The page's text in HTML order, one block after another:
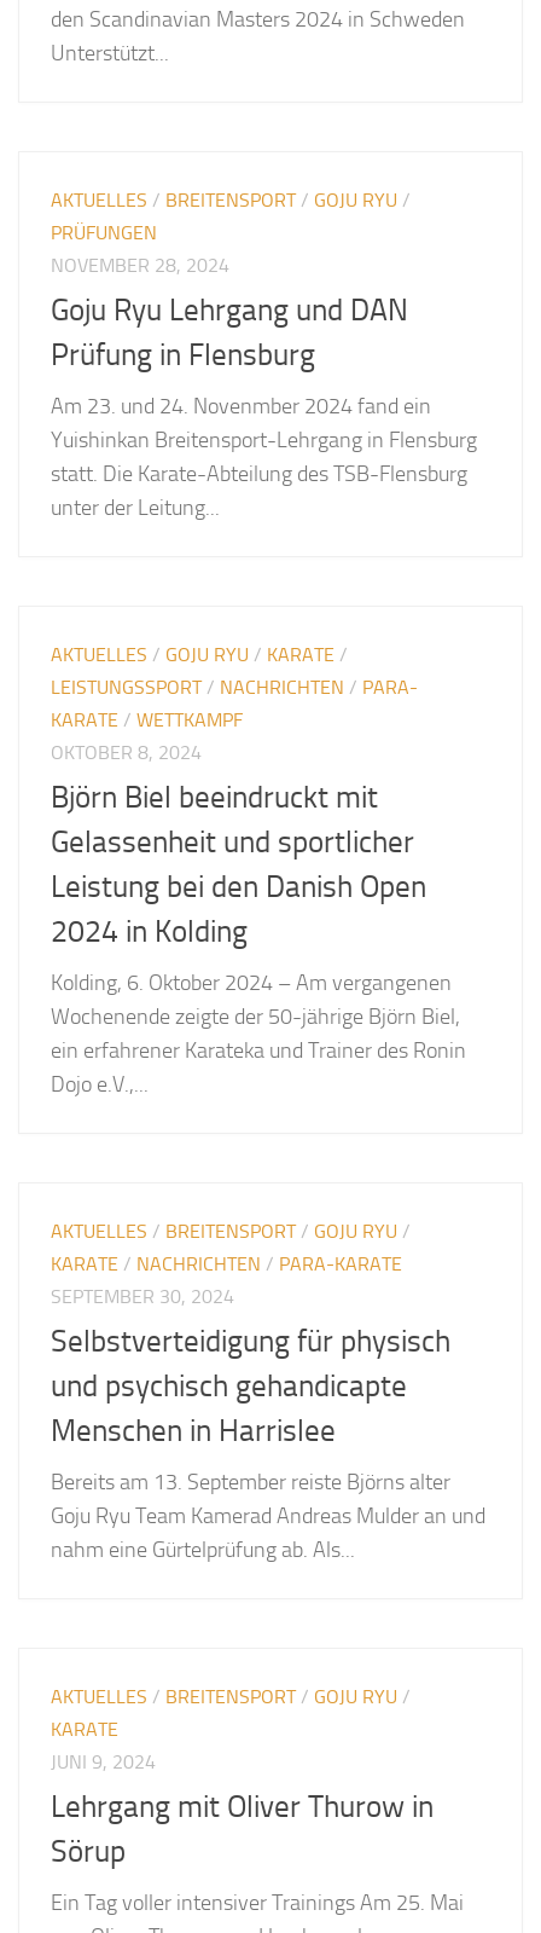
den Scandinavian Masters 2024 in Schweden
Unterstützt...
AKTUELLES / BREITENSPORT/ GOJU RYU /
PRÜFUNGEN
NOVEMBER 28, 2024
Goju Ryu Lehrgang und DAN
Prüfung in Flensburg
Am 23. und 24. Novenmber 2024 fand ein
Yuishinkan Breitensport-Lehrgang in Flensburg
statt. Die Karate-Abteilung des TSB-Flensburg
unter der Leitung...
AKTUELLES / GOJU RYU / KARATE /
LEISTUNGSSPORT/ NACHRICHTEN / PARA-
KARATE /WETTKAMPF
OKTOBER 8, 2024
Björn Biel beeindruckt mit
Gelassenheit und sportlicher
Leistung bei den Danish Open
2024 in Kolding
Kolding, 6. Oktober 2024 – Am vergangenen
Wochenende zeigte der 50-jährige Björn Biel,
ein erfahrener Karateka und Trainer des Ronin
Dojo e.V.,...
AKTUELLES / BREITENSPORT/ GOJU RYU /
KARATE / NACHRICHTEN / PARA-KARATE
SEPTEMBER 30, 2024
Selbstverteidigung für physisch
und psychisch gehandicapte
Menschen in Harrislee
Bereits am 13. September reiste Björns alter
Goju Ryu Team Kamerad Andreas Mulder an und
nahm eine Gürtelprüfung ab. Als...
AKTUELLES / BREITENSPORT/ GOJU RYU /
KARATE
JUNI 9, 2024
Lehrgang mit Oliver Thurow in
Sörup
Ein Tag voller intensiver Trainings Am 25. Mai